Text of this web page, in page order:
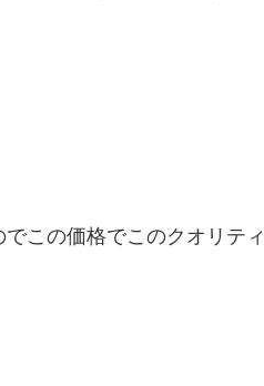
この価格でこのクオリティ